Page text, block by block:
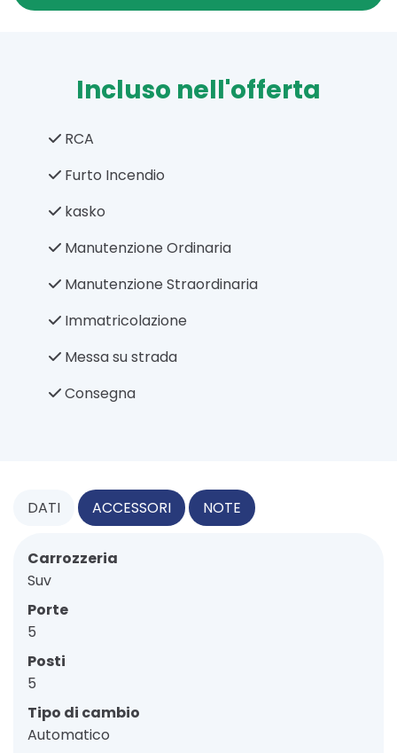
Incluso nell'offerta
RCA
Furto Incendio
kasko
Manutenzione Ordinaria
Manutenzione Straordinaria
Immatricolazione
Messa su strada
Consegna
DATI ACCESSORI NOTE
Carrozzeria
Suv
Porte
5
Posti
5
Tipo di cambio
Automatico